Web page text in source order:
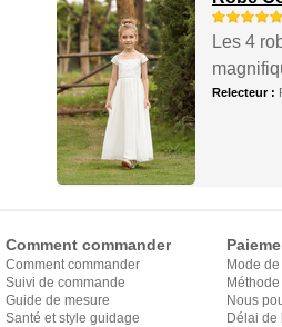
Les 4
Relecteur :
Comment commander
Comment commander
Suivi de commande
Guide de mesure
Santé et style guidage
Mode
Nous
Délai de